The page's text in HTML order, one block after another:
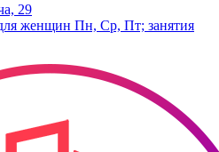
29
женщин Пн, Ср, Пт; занятия